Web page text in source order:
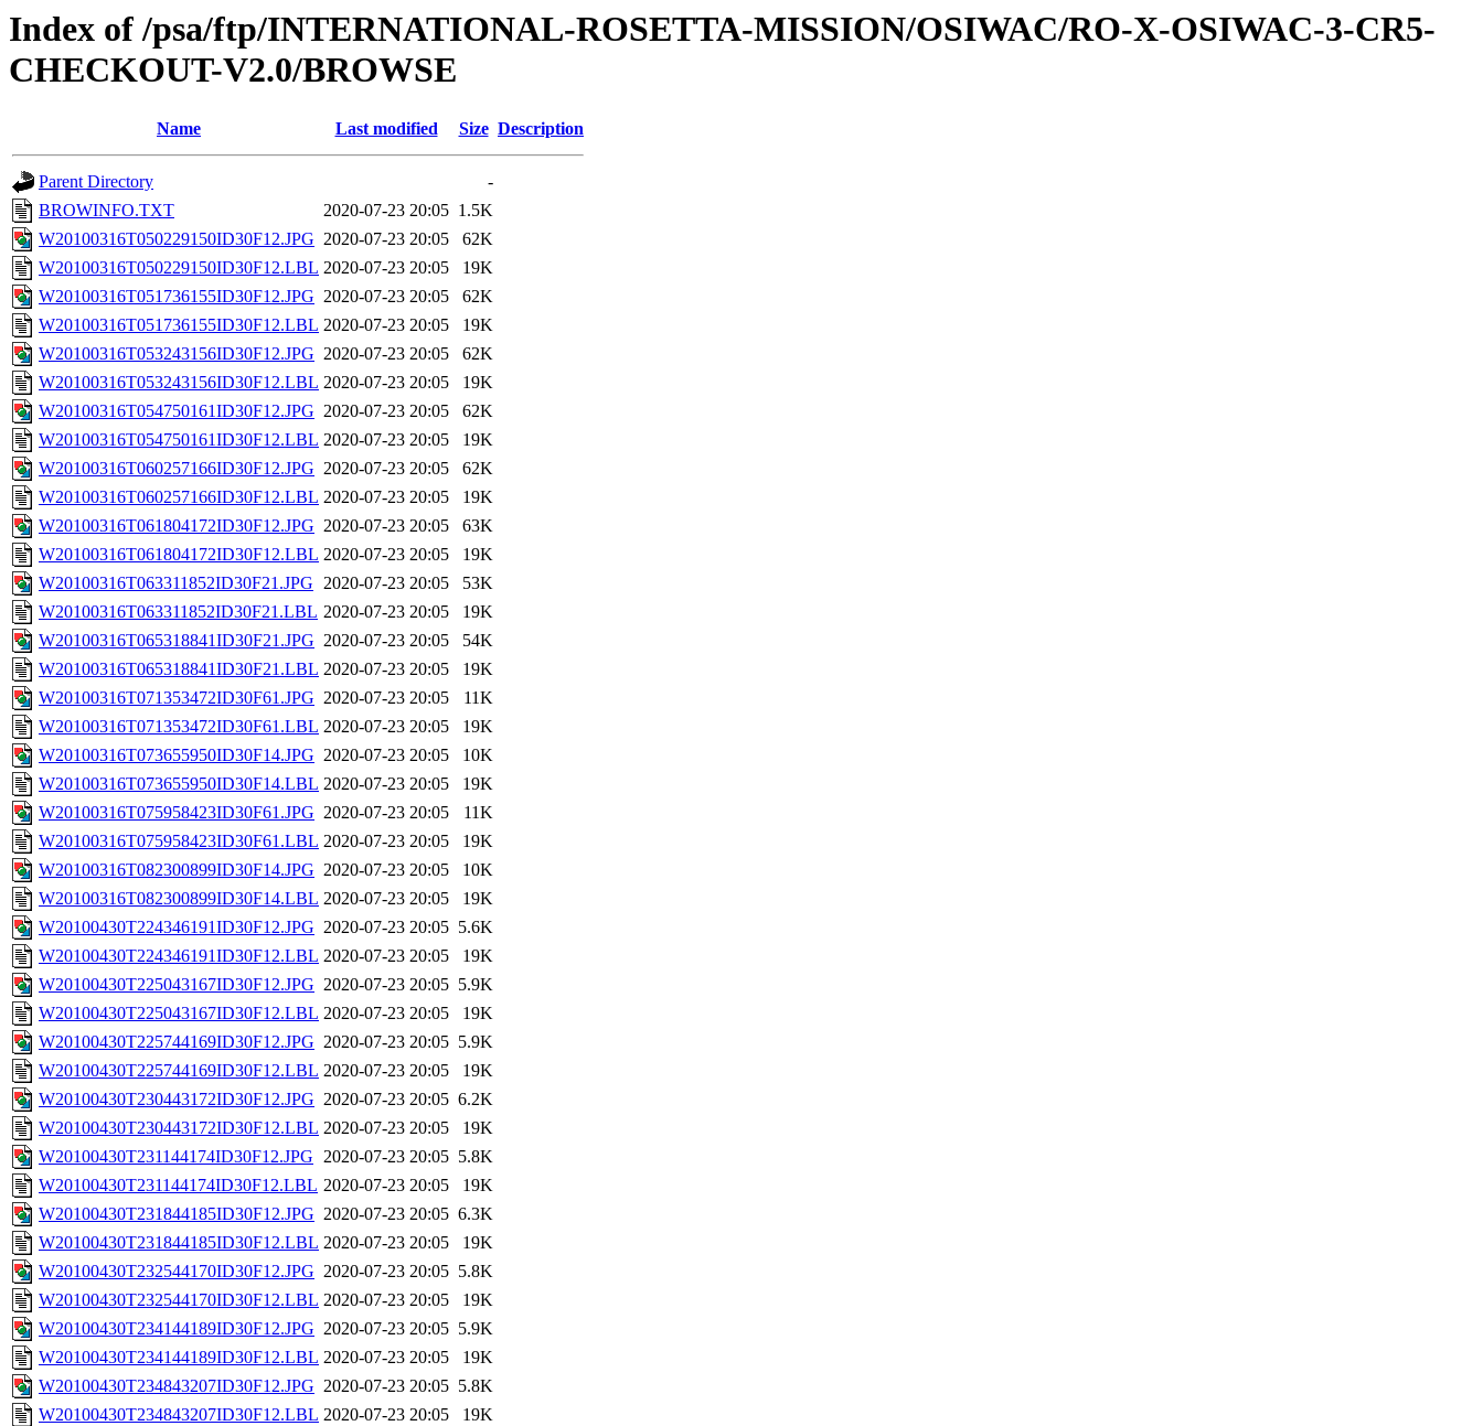
Index of /psa/ftp/INTERNATIONAL-ROSETTA-MISSION/OSIWAC/RO-X-OSIWAC-3-CR5-
CHECKOUT-V2.0/BROWSE
Name Last modified Size Description
Parent Directory
-
BROWINFO.TXT
2020-07-23 20:05 1.5K
W20100316T050229150ID30F12.JPG 2020-07-23 20:05
62K
W20100316T050229150ID30F12.LBL 2020-07-23 20:05
19K
W20100316T051736155ID30F12.JPG 2020-07-23 20:05
62K
W20100316T051736155ID30F12.LBL 2020-07-23 20:05
19K
W20100316T053243156ID30F12.JPG 2020-07-23 20:05
62K
W20100316T053243156ID30F12.LBL 2020-07-23 20:05
19K
W20100316T054750161ID30F12.JPG 2020-07-23 20:05
62K
W20100316T054750161ID30F12.LBL 2020-07-23 20:05
19K
W20100316T060257166ID30F12.JPG 2020-07-23 20:05
62K
W20100316T060257166ID30F12.LBL 2020-07-23 20:05
19K
W20100316T061804172ID30F12.JPG 2020-07-23 20:05
63K
W20100316T061804172ID30F12.LBL 2020-07-23 20:05
19K
W20100316T063311852ID30F21.JPG 2020-07-23 20:05
53K
W20100316T063311852ID30F21.LBL 2020-07-23 20:05
19K
W20100316T065318841ID30F21.JPG 2020-07-23 20:05
54K
W20100316T065318841ID30F21.LBL 2020-07-23 20:05
19K
W20100316T071353472ID30F61.JPG 2020-07-23 20:05
11K
W20100316T071353472ID30F61.LBL 2020-07-23 20:05
19K
W20100316T073655950ID30F14.JPG 2020-07-23 20:05
10K
W20100316T073655950ID30F14.LBL 2020-07-23 20:05
19K
W20100316T075958423ID30F61.JPG 2020-07-23 20:05
11K
W20100316T075958423ID30F61.LBL 2020-07-23 20:05
19K
W20100316T082300899ID30F14.JPG 2020-07-23 20:05
10K
W20100316T082300899ID30F14.LBL 2020-07-23 20:05
19K
W20100430T224346191ID30F12.JPG 2020-07-23 20:05 5.6K
W20100430T224346191ID30F12.LBL 2020-07-23 20:05
19K
W20100430T225043167ID30F12.JPG 2020-07-23 20:05 5.9K
W20100430T225043167ID30F12.LBL 2020-07-23 20:05
19K
W20100430T225744169ID30F12.JPG 2020-07-23 20:05 5.9K
W20100430T225744169ID30F12.LBL 2020-07-23 20:05
19K
W20100430T230443172ID30F12.JPG 2020-07-23 20:05 6.2K
W20100430T230443172ID30F12.LBL 2020-07-23 20:05
19K
W20100430T231144174ID30F12.JPG 2020-07-23 20:05 5.8K
W20100430T231144174ID30F12.LBL 2020-07-23 20:05
19K
W20100430T231844185ID30F12.JPG 2020-07-23 20:05 6.3K
W20100430T231844185ID30F12.LBL 2020-07-23 20:05
19K
W20100430T232544170ID30F12.JPG 2020-07-23 20:05 5.8K
W20100430T232544170ID30F12.LBL 2020-07-23 20:05
19K
W20100430T234144189ID30F12.JPG 2020-07-23 20:05 5.9K
W20100430T234144189ID30F12.LBL 2020-07-23 20:05
19K
W20100430T234843207ID30F12.JPG 2020-07-23 20:05 5.8K
W20100430T234843207ID30F12.LBL 2020-07-23 20:05
19K